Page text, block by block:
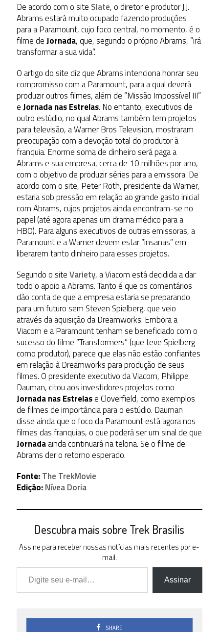
De acordo com o site Slate, o diretor e produtor J.J.
Abrams estará muito ocupado fazendo produções
para a Paramount, cujo foco central, no momento, é o
filme deJornada, que, segundo o próprio Abrams, “irá
transformar a sua vida”.
O artigo do site diz que Abrams intenciona honrar seu
compromisso com a Paramount, para a qual deverá
produzir outros filmes, além de “Missão Impossível III”
eJornada nas Estrelas. No entanto, executivos de
outro estúdio, no qual Abrams também tem projetos
para televisão, a Warner Bros Television, mostraram
preocupação com a devoção total do produtor à
franquia. Enorme soma de dinheiro será paga a
Abrams e sua empresa, cerca de 10 milhões por ano,
com o objetivo de produzir séries para a emissora. De
acordo com o site, Peter Roth, presidente da Warner,
estaria sob pressão em relação ao grande gasto inicial
com Abrams, cujos projetos ainda encontram-se no
papel (até agora apenas um drama médico para a
HBO). Para alguns executivos de outras emissoras, a
Paramount e a Warner devem estar “insanas” em
liberarem tanto dinheiro para esses projetos.
Segundo o siteVariety, a Viacom está decidida a dar
todo o apoio a Abrams. Tanto é que os comentários
dão conta de que a empresa estaria se preparando
para um futuro sem Steven Spielberg, que veio
através da aquisição da Dreamworks. Embora a
Viacom e a Paramount tenham se beneficiado com o
sucesso do filme “Transformers” (que teve Spielberg
como produtor), parece que elas não estão confiantes
em relação à Dreamworks para produção de seus
filmes. O presidente executivo da Viacom, Philippe
Dauman, citou aos investidores projetos como
Jornada nas Estrelase Cloverfield, como exemplos
de filmes de importância para o estúdio. Dauman
disse ainda que o foco da Paramount está agora nos
filmes das franquias, o que poderá ser um sinal de que
Jornadaainda continuará na telona. Se o filme de
Abrams der o retorno esperado.
Fonte:The TrekMovie
Edição:Nívea Doria
Descubra mais sobre Trek Brasilis
Assine para receber nossas notícias mais recentes por e-
mail.
Digite seu e-mail…
Assinar
SHARE